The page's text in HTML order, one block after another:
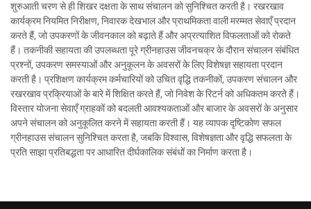
शुरुआती चरण से ही शिखर दक्षता के साथ संचालन को सुनिश्चित करती है। रखरखाव
कार्यक्रम नियमित निरीक्षण, निवारक देखभाल और प्राथमिकता वाली मरम्मत सेवाएँ प्रदान
करते हैं, जो उपकरणों के जीवनकाल को बढ़ाते हैं और अप्रत्याशित विफलताओं को रोकते
हैं। तकनीकी सहायता की उपलब्धता पूरे ग्रीनहाउस जीवनचक्र के दौरान संचालन संबंधित
प्रश्नों, उपकरण समस्याओं और अनुकूलन के अवसरों के लिए विशेषज्ञ सहायता प्रदान
करती है। प्रशिक्षण कार्यक्रम कर्मचारियों को उचित वृद्धि तकनीकों, उपकरण संचालन और
रखरखाव प्रक्रियाओं के बारे में शिक्षित करते हैं, जो निवेश के रिटर्न को अधिकतम करते हैं।
विस्तार योजना सेवाएँ ग्राहकों को बदलती आवश्यकताओं और बाजार के अवसरों के अनुसार
अपने संचालन को अनुकूलित करने में सहायता करती हैं। यह व्यापक दृष्टिकोण सफल
ग्रीनहाउस संचालन सुनिश्चित करता है, जबकि विश्वास, विशेषज्ञता और वृद्धि सफलता के
प्रति साझा प्रतिबद्धता पर आधारित दीर्घकालिक संबंधों का निर्माण करता है।